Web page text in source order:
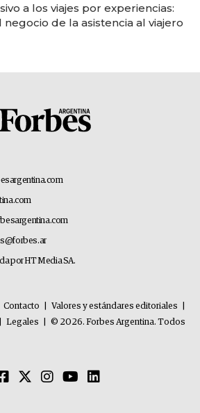
a los viajes por experiencias:
de la asistencia al viajero
por HT Media SA.
Contacto Valores y estándares editoriales
Legales
© 2026. Forbes Argentina. Todos